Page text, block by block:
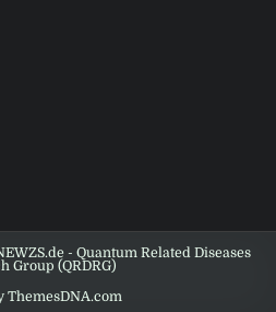
- Quantum Related Diseases
Group (QRDRG)
ThemesDNA.com